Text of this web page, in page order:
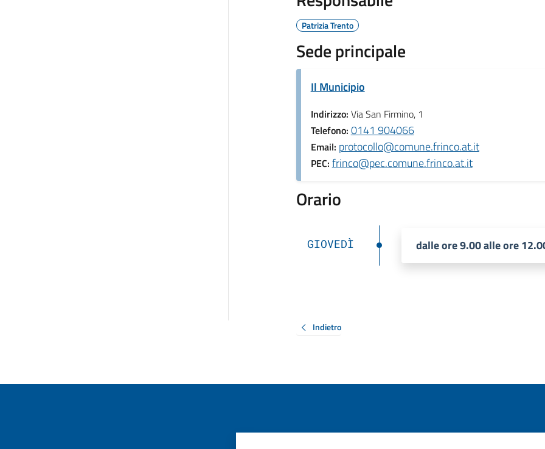
Patrizia Trento
Sede principale
Il Municipio
Indirizzo: Via San Firmino, 1
Telefono: 0141 904066
Email: protocollo@comune.frinco.at.it
PEC: frinco@pec.comune.frinco.at.it
Orario
GIOVEDÌ dalle ore 9.00 alle ore
Indietro